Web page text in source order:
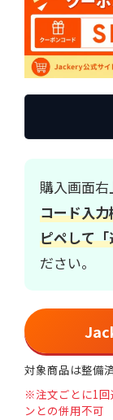
購入画面
コード入
ピペして
ださい。
対象商品は整備
※注文ごとに1回
ンとの併用不可